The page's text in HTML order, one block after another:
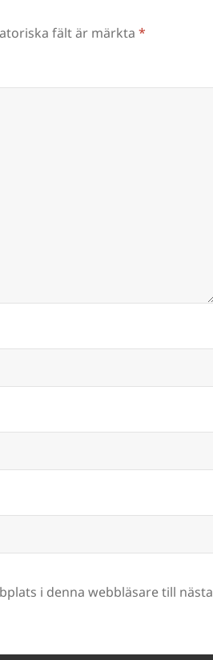
fält är märkta*
i denna webbläsare till nästa